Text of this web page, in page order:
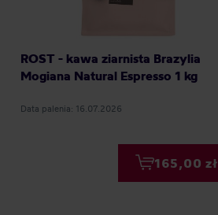
ROST - kawa ziarnista Brazylia
Mogiana Natural Espresso 1 kg
Data palenia: 16.07.2026
165,00 zł